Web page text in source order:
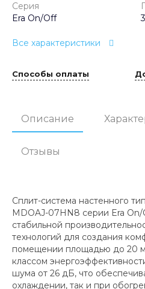
Серия
Era On/Off
Все характеристики
Способы оплаты
Описание
Отзывы
Сплит-система настенного
MDOAJ-07HN8 серии Era
стабильной
технологий для создания
помещении площадью до 20
классом
шума от 26 дБ, что
охлаждении, так и при